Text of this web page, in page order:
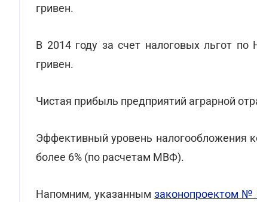
гривен.
В 2014 году за счет налоговых льгот
гривен.
Чистая прибыль предприятий аграрной
Эффективный уровень налогообложения
более 6% (по расчетам МВФ).
Напомним, указаннымзаконопроектом №